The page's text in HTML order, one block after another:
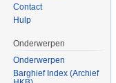
Contact
Hulp
Onderwerpen
Onderwerpen
Barghief Index (Archief